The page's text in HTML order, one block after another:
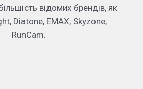
відомих брендів, як
Diatone, EMAX, Skyzone,
RunCam.